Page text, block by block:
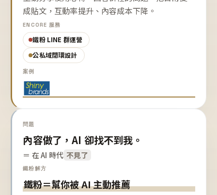
成貼文，互動率提升、內容成本下降。
ENCORE 服務
鐵粉 LINE 群運營
公私域閉環設計
案例
問題
內容做了，AI 卻找不到我。
＝ 在 AI 時代 不見了
鐵粉解方
鐵粉＝幫你被 AI 主動推薦